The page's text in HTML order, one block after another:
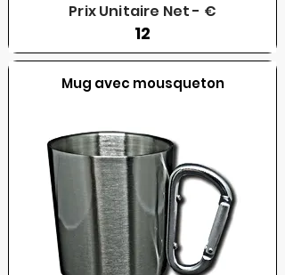
Prix Unitaire Net - €
12
Mug avec mousqueton